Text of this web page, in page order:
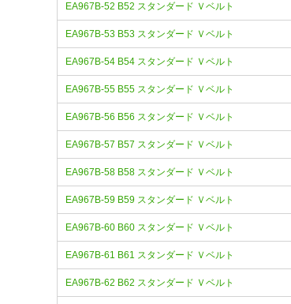
EA967B-52 B52 スタンダード Ｖベルト
EA967B-53 B53 スタンダード Ｖベルト
EA967B-54 B54 スタンダード Ｖベルト
EA967B-55 B55 スタンダード Ｖベルト
EA967B-56 B56 スタンダード Ｖベルト
EA967B-57 B57 スタンダード Ｖベルト
EA967B-58 B58 スタンダード Ｖベルト
EA967B-59 B59 スタンダード Ｖベルト
EA967B-60 B60 スタンダード Ｖベルト
EA967B-61 B61 スタンダード Ｖベルト
EA967B-62 B62 スタンダード Ｖベルト